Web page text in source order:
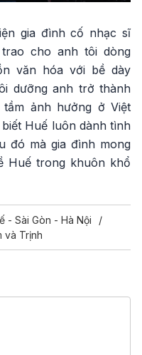
gia đình cố nhạc sĩ
cho anh tôi dòng
văn hóa với bề dày
dưỡng anh trở thành
ảnh hưởng ở Việt
Huế luôn dành tình
đó mà gia đình mong
Huế trong khuôn khổ
- Sài Gòn - Hà Nội
và Trịnh